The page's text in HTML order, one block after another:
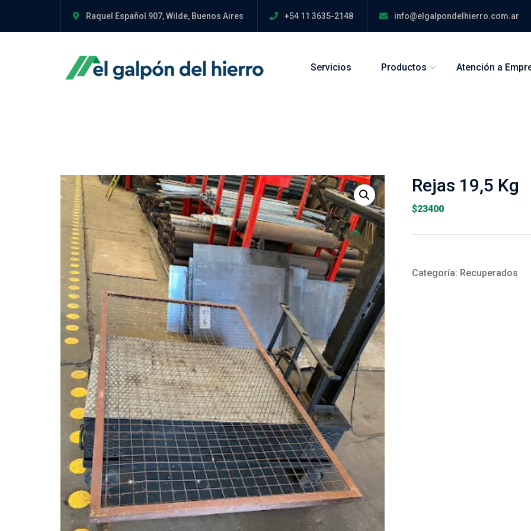
Raquel Español 907, Wilde, Buenos Aires +54 11 3635-2148 info@elgalpondelhierro.com.ar
Servicios Productos Atención a
Rejas 19,5 Kg
$23400
Categoría: Recuperados